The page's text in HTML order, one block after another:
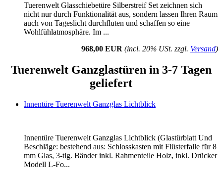
Tuerenwelt Glasschiebetüre Silberstreif Set zeichnen sich
nicht nur durch Funktionalität aus, sondern lassen Ihren Raum
auch von Tageslicht durchfluten und schaffen so eine
Wohlfühlatmosphäre. Im ...
968,00 EUR (incl. 20% USt. zzgl. Versand)
Tuerenwelt Ganzglastüren in 3-7 Tagen
geliefert
Innentüre Tuerenwelt Ganzglas Lichtblick
Innentüre Tuerenwelt Ganzglas Lichtblick (Glastürblatt Und
Beschläge: bestehend aus: Schlosskasten mit Flüsterfalle für 8
mm Glas, 3-tlg. Bänder inkl. Rahmenteile Holz, inkl. Drücker
Modell L-Fo...